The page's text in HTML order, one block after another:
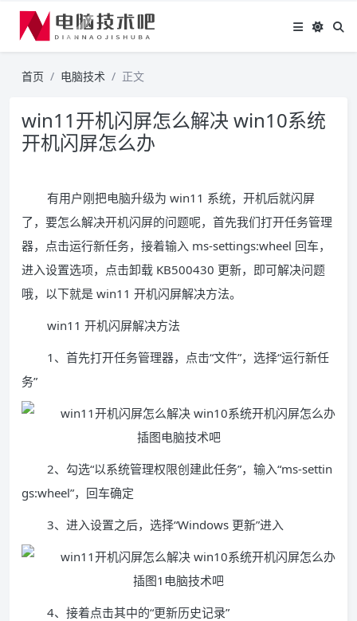
首页 电脑技术 正文
win11开机闪屏怎么解决 win10系统
开机闪屏怎么办
有用户刚把电脑升级为 win11 系统，开机后就闪屏
了，要怎么解决开机闪屏的问题呢，首先我们打开任务管理
器，点击运行新任务，接着输入 ms-settings:wheel 回车，
进入设置选项，点击卸载 KB500430 更新，即可解决问题
哦，以下就是 win11 开机闪屏解决方法。
win11 开机闪屏解决方法
1、首先打开任务管理器，点击“文件”，选择“运行新任
务”
2、勾选“以系统管理权限创建此任务”，输入“ms-settin
gs:wheel”，回车确定
3、进入设置之后，选择“Windows 更新”进入
4、接着点击其中的“更新历史记录”